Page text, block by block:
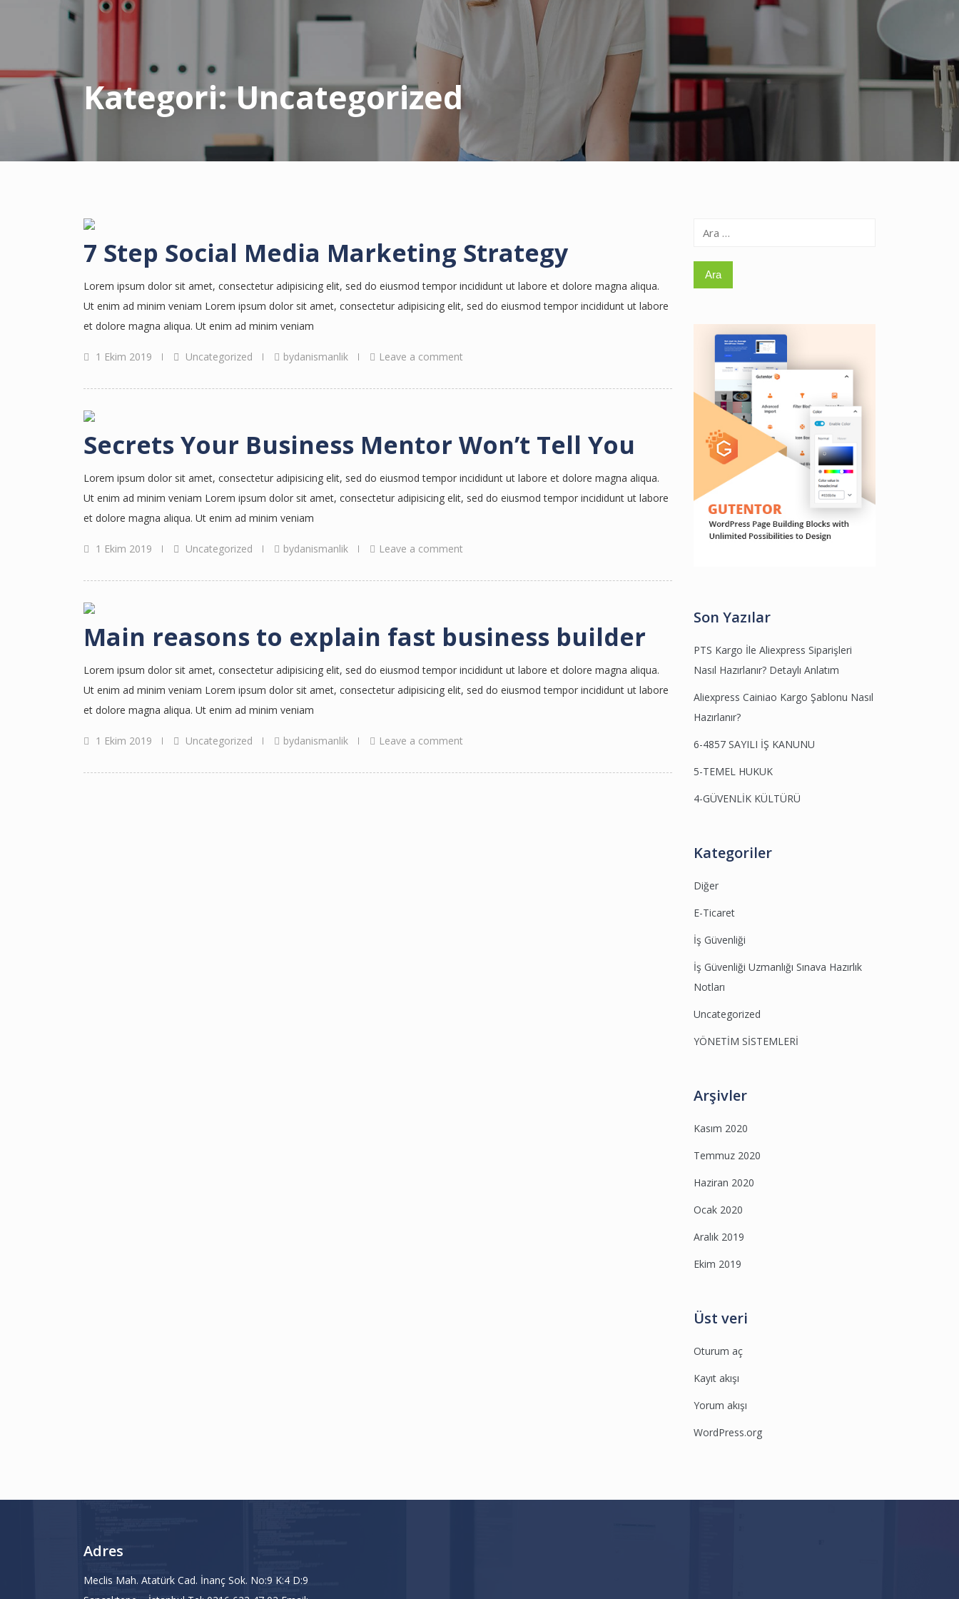
Kategori:Uncategorized
7 Step Social Media Marketing Strategy
Lorem ipsum dolor sit amet, consectetur adipisicing elit, sed do eiusmod tempor incididunt ut labore et dolore magna aliqua.
Ut enim ad minim veniam Lorem ipsum dolor sit amet, consectetur adipisicing elit, sed do eiusmod tempor incididunt ut labore
et dolore magna aliqua. Ut enim ad minim veniam
1 Ekim 2019 Uncategorized bydanismanlik Leave a comment
Secrets Your Business Mentor Won’t Tell You
Lorem ipsum dolor sit amet, consectetur adipisicing elit, sed do eiusmod tempor incididunt ut labore et dolore magna aliqua.
Ut enim ad minim veniam Lorem ipsum dolor sit amet, consectetur adipisicing elit, sed do eiusmod tempor incididunt ut labore
et dolore magna aliqua. Ut enim ad minim veniam
1 Ekim 2019 Uncategorized bydanismanlik Leave a comment
Main reasons to explain fast business builder
Lorem ipsum dolor sit amet, consectetur adipisicing elit, sed do eiusmod tempor incididunt ut labore et dolore magna aliqua.
Ut enim ad minim veniam Lorem ipsum dolor sit amet, consectetur adipisicing elit, sed do eiusmod tempor incididunt ut labore
et dolore magna aliqua. Ut enim ad minim veniam
1 Ekim 2019 Uncategorized bydanismanlik Leave a comment
Arama:
Son Yazılar
PTS Kargo İle Aliexpress Siparişleri
Nasıl Hazırlanır? Detaylı Anlatım
Aliexpress Cainiao Kargo Şablonu Nasıl
Hazırlanır?
6-4857 SAYILI İŞ KANUNU
5-TEMEL HUKUK
4-GÜVENLİK KÜLTÜRÜ
Kategoriler
Diğer
E-Ticaret
İş Güvenliği
İş Güvenliği Uzmanlığı Sınava Hazırlık
Notları
Uncategorized
YÖNETİM SİSTEMLERİ
Arşivler
Kasım 2020
Temmuz 2020
Haziran 2020
Ocak 2020
Aralık 2019
Ekim 2019
Üst veri
Oturum aç
Kayıt akışı
Yorum akışı
WordPress.org
Adres
Meclis Mah. Atatürk Cad. İnanç Sok. No:9 K:4 D:9